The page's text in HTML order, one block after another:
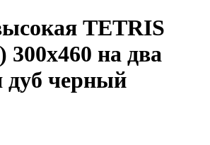
TETRIS
на два
дуб черный